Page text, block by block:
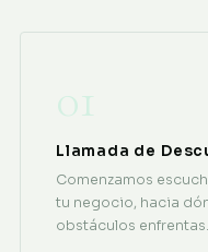
01
Llamada de
Comenzamos
tu negocio, hacia
obstáculos enfrentas.